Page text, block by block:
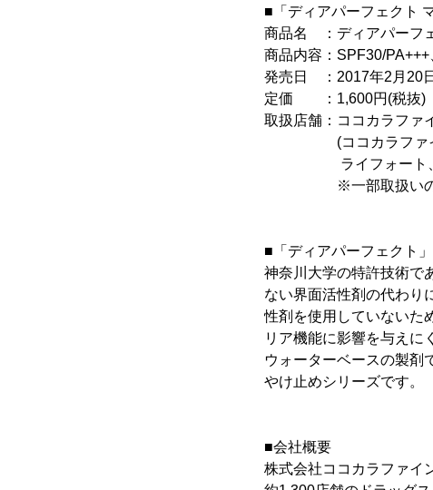
■「ディアパーフェクト
商品名 ：ディアパーフ
商品内容：SPF30/
発売日 ：2017年2月20
定価 ：1,600円(税抜)
取扱店舗：ココカラファ
(ココカラファイン、
ライフォート、コ
※一部取扱いのな
■「ディアパーフェクト
神奈川大学の特許技術で
ない界面活性剤の代わり
性剤を使用していないた
リア機能に影響を与えに
ウォーターベースの製剤
やけ止めシリーズです。
■会社概要
株式会社ココカラファイ